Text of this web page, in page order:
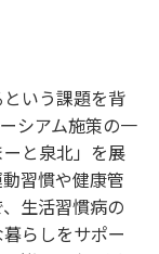
いう課題を背
シアム施策の一
と泉北」を展
習慣や健康管
生活習慣病の
らしをサポー